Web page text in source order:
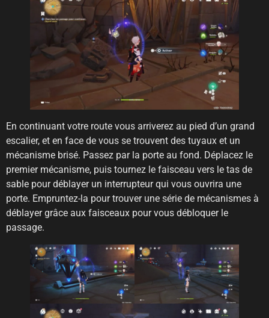
En continuant votre route vous arriverez au pied d’un grand
escalier, et en face de vous se trouvent des tuyaux et un
mécanisme brisé. Passez par la porte au fond. Déplacez le
premier mécanisme, puis tournez le faisceau vers le tas de
sable pour déblayer un interrupteur qui vous ouvrira une
porte. Empruntez-la pour trouver une série de mécanismes à
déblayer grâce aux faisceaux pour vous débloquer le
passage.